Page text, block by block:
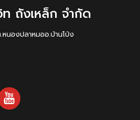
ถังเหล็ก จำกัด
นองปลาหมออ.บ้านโป่ง